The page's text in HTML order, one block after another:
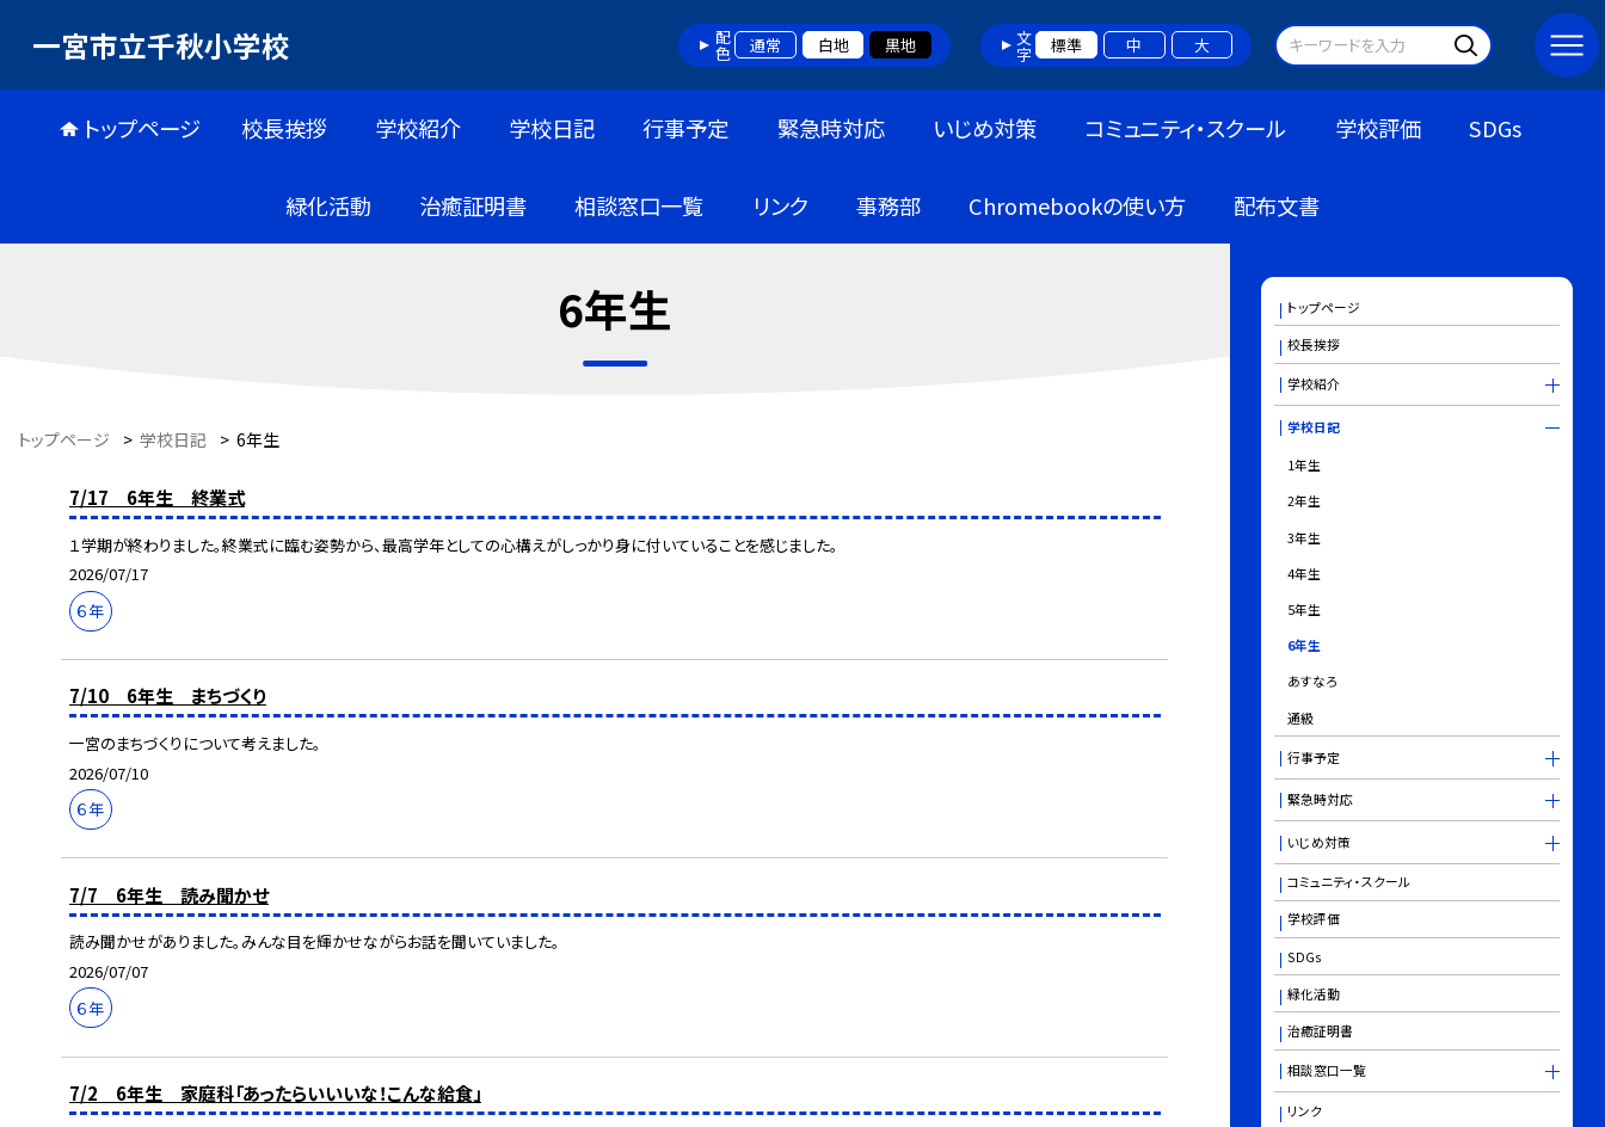
一宮市立千秋小学校 配色 通常 白地 黒地 文字 標準 中 大
トップページ 校長挨拶 学校紹介 学校日記 行事予定 緊急時対応 いじめ対策 コミュニティ・スクール 学校評価 SDGs
緑化活動 治癒証明書 相談窓口一覧 リンク 事務部 Chromebookの使い方 配布文書
6年生
トップページ > 学校日記 > 6年生
7/17 6年生 終業式
１学期が終わりました。終業式に臨む姿勢から、最高学年としての心構えがしっかり身に付いていることを感じました。
2026/07/17
６年
7/10 6年生 まちづくり
一宮のまちづくりについて考えました。
2026/07/10
６年
7/7 6年生 読み聞かせ
読み聞かせがありました。みんな目を輝かせながらお話を聞いていました。
2026/07/07
６年
7/2 6年生 家庭科「あったらいいいな！こんな給食」
トップページ
校長挨拶
学校紹介
学校日記
1年生
2年生
3年生
4年生
5年生
6年生
あすなろ
通級
行事予定
緊急時対応
いじめ対策
コミュニティ・スクール
学校評価
SDGs
緑化活動
治癒証明書
相談窓口一覧
リンク